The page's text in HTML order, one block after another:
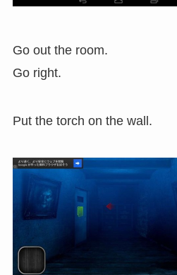
Go out the room.
Go right.
Put the torch on the wall.